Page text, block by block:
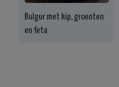
Bulgur met kip, groenten
en feta